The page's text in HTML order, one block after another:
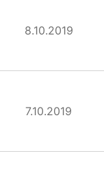
8.10.2019
7.10.2019